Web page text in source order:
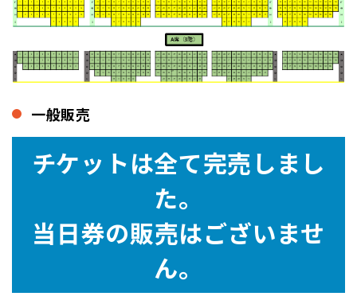
一般販売
チケットは全て完売しまし
た。
当日券の販売はございませ
ん。